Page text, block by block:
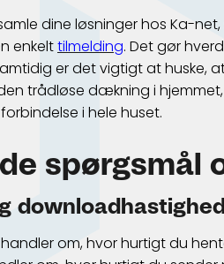
dine løsninger hos Ka-
enkelttilmelding. Det gør
er det vigtigt at huske,
trådløse dækning i
i hele huset.
spørgsmål
om, hvor hurtigt du